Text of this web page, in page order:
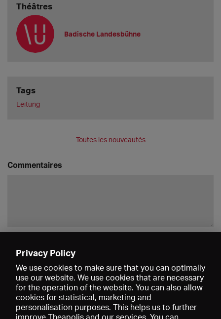
Théâtres
Badische Landesbühne
Tags
Leitung
Toutes les nouveautés
Commentaires
Privacy Policy
We use cookies to make sure that you can optimally
use our website. We use cookies that are necessary
for the operation of the website. You can also allow
cookies for statistical, marketing and
personalisation purposes. This helps us to further
improve Theapolis and our services. You can